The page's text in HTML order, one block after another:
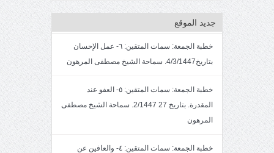
جديد الموقع
خطبة الجمعة: سمات المتقين: ٦- عمل الإحسان
بتاريخ4/3/1447. سماحة الشيخ مصطفى المرهون
خطبة الجمعة: سمات المتقين: ٥- العفو عند
المقدرة. بتاريخ 27 2/1447. سماحة الشيخ مصطفى
المرهون
خطبة الجمعة: سمات المتقين: ٤- والعافين عن